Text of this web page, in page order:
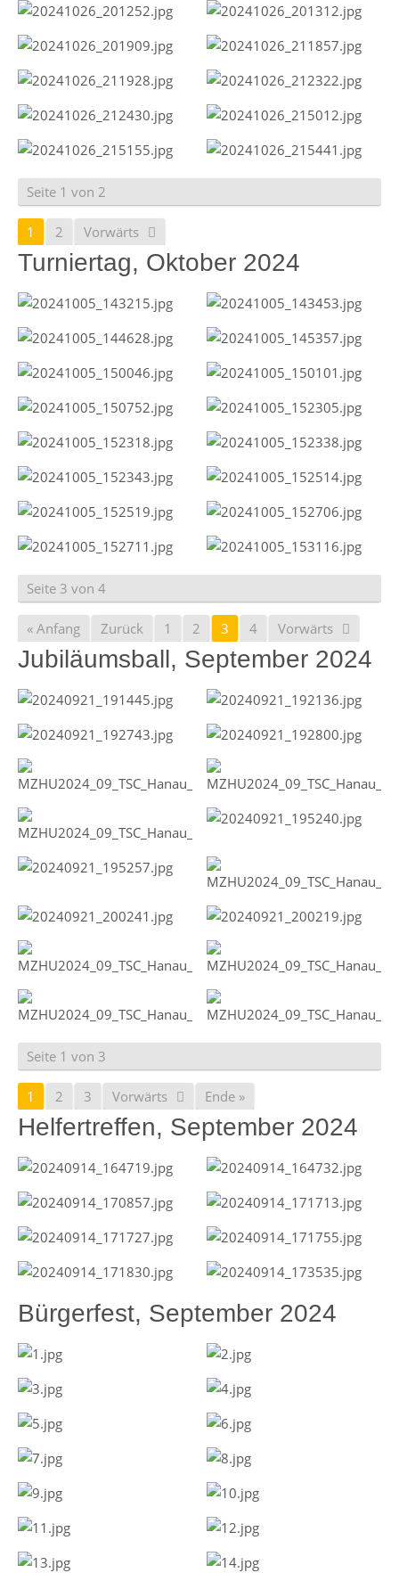
Seite 1 von 2
1 2 Vorwärts
Turniertag, Oktober 2024
Seite 3 von 4
« Anfang Zurück 1 2 3 4 Vorwärts
Jubiläumsball, September 2024
Seite 1 von 3
1 2 3 Vorwärts Ende »
Helfertreffen, September 2024
Bürgerfest, September 2024